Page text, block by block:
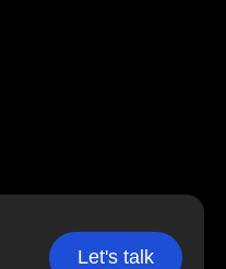
Let's talk